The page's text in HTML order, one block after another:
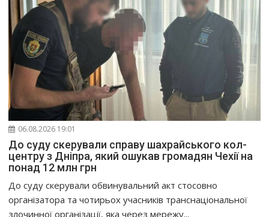
06.08.2026 19:01
До суду скерували справу шахрайського кол-
центру з Дніпра, який ошукав громадян Чехії на
понад 12 млн грн
До суду скерували обвинувальний акт стосовно
організатора та чотирьох учасників транснаціональної
злочинної організації, яка через мережу...